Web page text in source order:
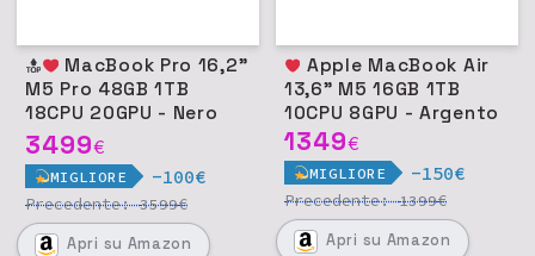
M5 Pro 48GB 1TB
18CPU 20GPU - Nero
siderale
3499€
MIGLIORE -100€
Precedente:3599€
Apri su Amazon
Apple MacBook Air
13,6" M5 16GB 1TB
10CPU 8GPU - Argento
1349€
MIGLIORE -150€
Precedente:1399€
Apri su Amazon